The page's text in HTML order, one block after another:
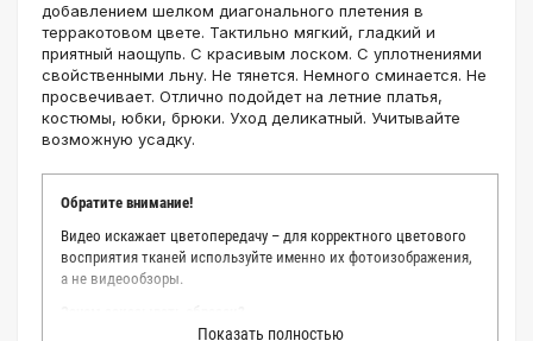
добавлением шелком диагонального плетения в
терракотовом цвете. Тактильно мягкий, гладкий и
приятный наощупь. С красивым лоском. С уплотнениями
свойственными льну. Не тянется. Немного сминается. Не
просвечивает. Отлично подойдет на летние платья,
костюмы, юбки, брюки. Уход деликатный. Учитывайте
возможную усадку.
Обратите внимание!
Видео искажает цветопередачу – для корректного цветового
восприятия тканей используйте именно их фотоизображения,
а не видеообзоры.
Показать полностью